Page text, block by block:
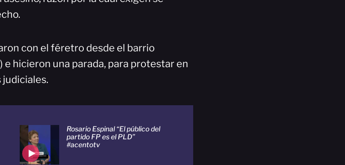
con el féretro desde el barrio
e hicieron una parada, para protestar en
judiciales.
Rosario Espinal “El público del
partido FP es el PLD”
#acentotv